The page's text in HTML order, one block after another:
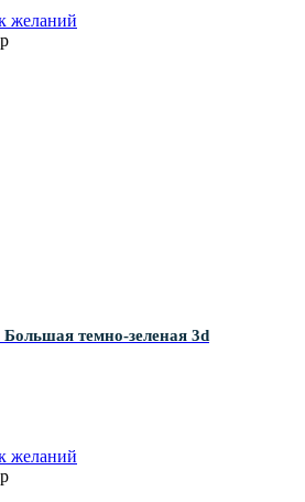
желаний
темно-зеленая 3d
желаний